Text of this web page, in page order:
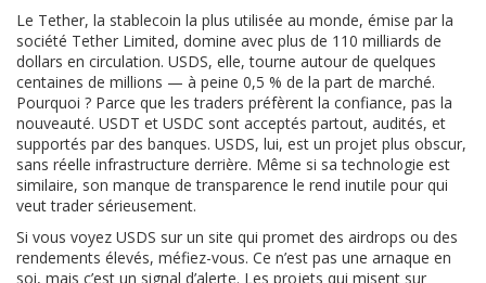
Le Tether, la stablecoin la plus utilisée au monde, émise par la
société Tether Limited, domine avec plus de 110 milliards de
dollars en circulation. USDS, elle, tourne autour de quelques
centaines de millions — à peine 0,5 % de la part de marché.
Pourquoi ? Parce que les traders préfèrent la confiance, pas la
nouveauté. USDT et USDC sont acceptés partout, audités, et
supportés par des banques. USDS, lui, est un projet plus obscur,
sans réelle infrastructure derrière. Même si sa technologie est
similaire, son manque de transparence le rend inutile pour qui
veut trader sérieusement.
Si vous voyez USDS sur un site qui promet des airdrops ou des
rendements élevés, méfiez-vous. Ce n’est pas une arnaque en
soi, mais c’est un signal d’alerte. Les projets qui misent sur